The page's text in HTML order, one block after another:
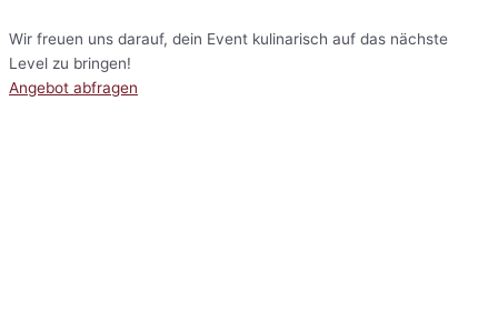
Wir freuen uns darauf, dein Event kulinarisch auf das nächste
Level zu bringen!
Angebot abfragen